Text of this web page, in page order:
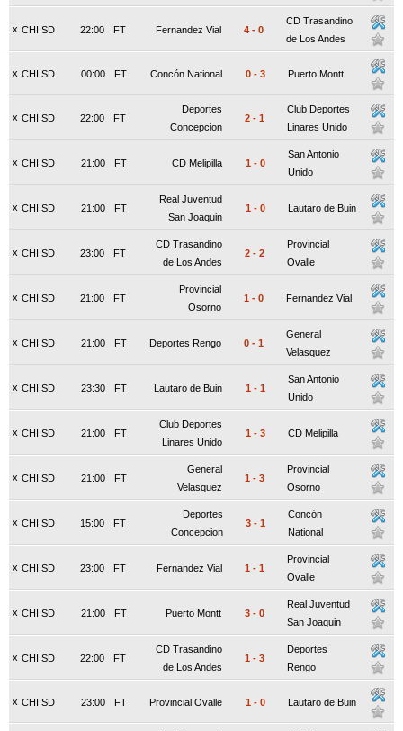
x CHI SD FT
22:00 Fernandez Vial 4 - 0
CD Trasandino
de Los Andes
x CHI SD FT
00:00 Concón National 0 - 3 Puerto Montt
x CHI SD FT
22:00
Deportes
Concepcion
2 - 1
Club Deportes
Linares Unido
x CHI SD FT
21:00 CD Melipilla 1 - 0
San Antonio
Unido
x CHI SD FT
21:00
Real Juventud
San Joaquin
1 - 0 Lautaro de Buin
x CHI SD FT
23:00
CD Trasandino
de Los Andes
2 - 2
Provincial
Ovalle
x CHI SD FT
21:00
Provincial
Osorno
1 - 0 Fernandez Vial
x CHI SD FT
21:00 Deportes Rengo 0 - 1
General
Velasquez
x CHI SD FT
23:30 Lautaro de Buin 1 - 1
San Antonio
Unido
x CHI SD FT
21:00
Club Deportes
Linares Unido
1 - 3 CD Melipilla
x CHI SD FT
21:00
General
Velasquez
1 - 3
Provincial
Osorno
x CHI SD FT
15:00
Deportes
Concepcion
3 - 1
Concón
National
x CHI SD FT
23:00 Fernandez Vial 1 - 1
Provincial
Ovalle
x CHI SD FT
21:00 Puerto Montt 3 - 0
Real Juventud
San Joaquin
x CHI SD FT
22:00
CD Trasandino
de Los Andes
1 - 3
Deportes
Rengo
x CHI SD FT
23:00 Provincial Ovalle 1 - 0 Lautaro de Buin